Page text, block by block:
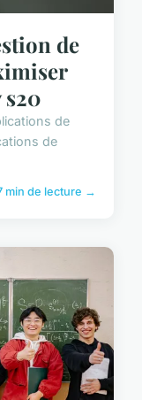
de
s20
de
de
min de lecture →